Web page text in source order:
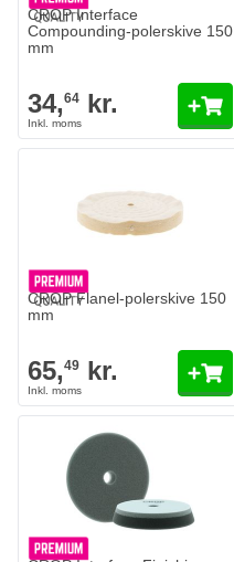
CROP Interface
Compounding-polerskive 150
mm
34,64 kr.
CROP Flanel-polerskive 150
mm
65,49 kr.